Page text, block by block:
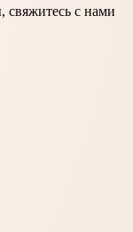
свяжитесь с нами